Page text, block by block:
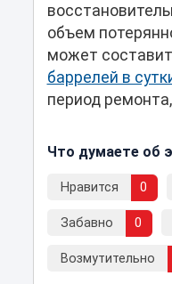
объем
может
баррелей в
период
Что думаете об
Нравится 0
Забавно 0
Возмутительно